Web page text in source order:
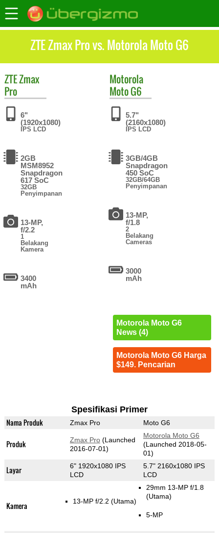
ZTE Zmax Pro vs. Motorola Moto G6
ZTEZmax
Pro
6"
(1920x1080)
IPS LCD
2GB
MSM8952
Snapdragon
617 SoC
32GB
Penyimpanan
13-MP,
f/2.2
1
Belakang
Kamera
3400
mAh
Motorola
Moto G6
5.7"
(2160x1080)
IPS LCD
3GB/4GB
Snapdragon
450 SoC
32GB/64GB
Penyimpanan
13-MP,
f/1.8
2
Belakang
Cameras
3000
mAh
Motorola Moto G6
News (4)
Motorola Moto G6 Harga
$149. Pencarian
Spesifikasi Primer
Nama Produk Zmax Pro Moto G6
Produk Zmax Pro(Launched
2016-07-01)
Motorola Moto G6
(Launched 2018-05-
01)
Layar
6" 1920x1080 IPS
LCD
5.7" 2160x1080 IPS
LCD
Kamera 13-MP f/2.2 (Utama)
29mm 13-MP f/1.8
(Utama)
5-MP